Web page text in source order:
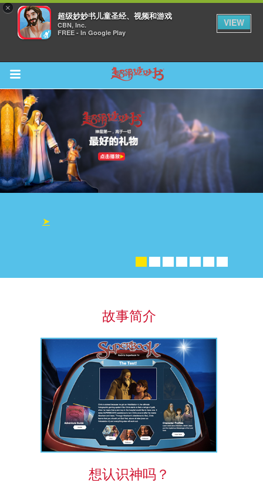
×
超级妙妙书儿童圣经、视频和游戏
CBN, Inc.
FREE - In Google Play
VIEW
Return to Content
➤
故事简介
想认识神吗？